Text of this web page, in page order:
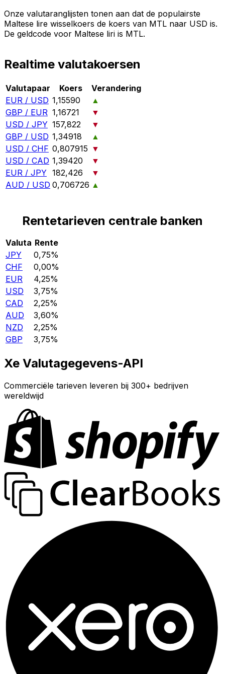
Onze valutaranglijsten tonen aan dat de populairste
Maltese lire wisselkoers de koers van MTL naar USD is.
De geldcode voor Maltese liri is MTL.
Realtime valutakoersen
Valutapaar Koers
Verandering
EUR / USD 1,15590
▲
GBP / EUR 1,16721
▼
USD / JPY 157,822
▼
GBP / USD 1,34918
▲
USD / CHF 0,807915 ▼
USD / CAD 1,39420
▼
EUR / JPY 182,426
▼
AUD / USD 0,706726 ▲
Rentetarieven centrale banken
Valuta Rente
JPY
0,75%
CHF
0,00%
EUR
4,25%
USD
3,75%
CAD
2,25%
AUD
3,60%
NZD
2,25%
GBP
3,75%
Xe Valutagegevens-API
Commerciële tarieven leveren bij 300+ bedrijven
wereldwijd